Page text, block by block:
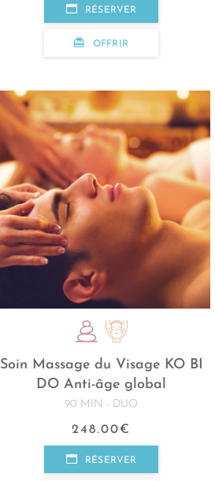
RÉSERVER
OFFRIR
Soin Massage du Visage KO BI
DO Anti-âge global
90 MIN - DUO
248.00€
RÉSERVER